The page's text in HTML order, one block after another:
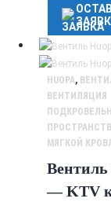
HUOPA,
ВЕНТИЛЯЦИЯ
МЯГКОЙ
— KTV